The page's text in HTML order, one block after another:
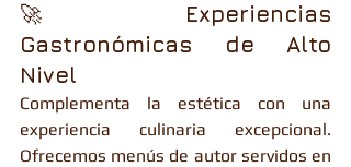
🚀 Experiencias
Gastronómicas de Alto
Nivel
Complementa la estética con una
experiencia culinaria excepcional.
Ofrecemos menús de autor servidos en